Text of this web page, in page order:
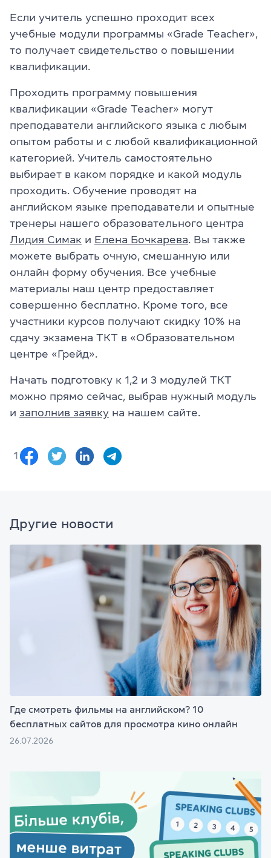
Если учитель успешно проходит всех
учебные модули программы «Grade Teacher»,
то получает свидетельство о повышении
квалификации.
Проходить программу повышения
квалификации «Grade Teacher» могут
преподаватели английского языка с любым
опытом работы и с любой квалификационной
категорией. Учитель самостоятельно
выбирает в каком порядке и какой модуль
проходить. Обучение проводят на
английском языке преподаватели и опытные
тренеры нашего образовательного центра
Лидия Симак и Елена Бочкарева. Вы также
можете выбрать очную, смешанную или
онлайн форму обучения. Все учебные
материалы наш центр предоставляет
совершенно бесплатно. Кроме того, все
участники курсов получают скидку 10% на
сдачу экзамена ТКТ в «Образовательном
центре «Грейд».
Начать подготовку к 1,2 и 3 модулей ТКТ
можно прямо сейчас, выбрав нужный модуль
и заполнив заявку на нашем сайте.
1
Другие новости
Где смотреть фильмы на английском? 10
бесплатных сайтов для просмотра кино онлайн
26.07.2026